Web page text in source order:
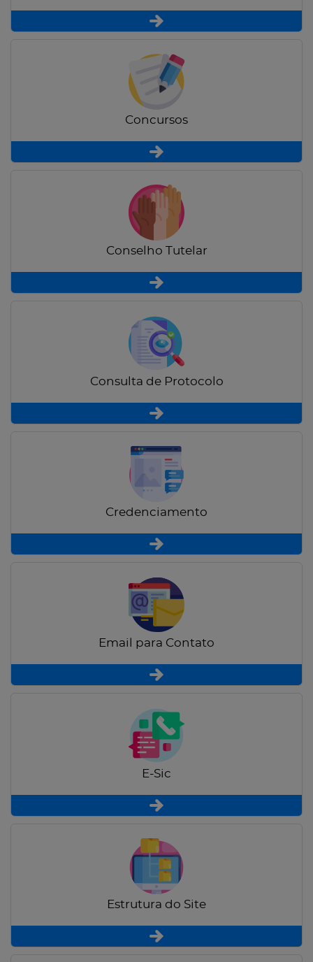
Concursos
Conselho Tutelar
Consulta de Protocolo
Credenciamento
Email para Contato
E-Sic
Estrutura do Site